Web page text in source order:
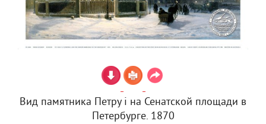
Вид памятника Петру i на Сенатской площади в
Петербурге. 1870